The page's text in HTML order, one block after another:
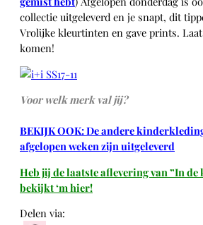
collectie uitgeleverd en je snapt, dit
Vrolijke kleurtinten en gave prints.
komen!
Voor welk merk val jij?
BEKIJK OOK: De andere
afgelopen weken zijn uitgeleverd
Heb jij de laatste aflevering van ”In de
bekijkt ‘m hier!
Delen via: